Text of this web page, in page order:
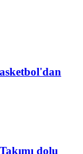
dolu